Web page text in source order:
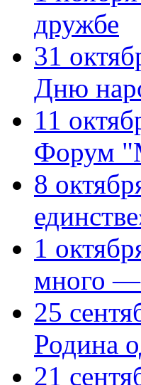
дружбе
31
Дню
11
Форум
8
1
много —
25
Родина
21